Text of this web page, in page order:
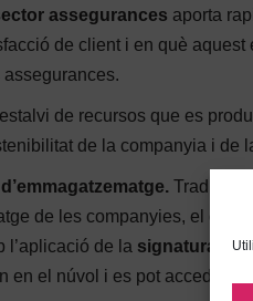
assegurances aporta
de client i en què
de recursos que es
de la companyia i de
de les companyies, el que
l’aplicació de la signatura
en el núvol i es pot accedir-hi